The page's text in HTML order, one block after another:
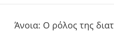
Άνοια: Ο ρόλος της